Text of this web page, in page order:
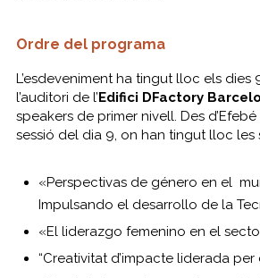
Ordre del programa
L’esdeveniment ha tingut lloc els dies
l’auditori de l’Edifici DFactory
speakers de primer nivell. Des
sessió del dia 9, on han tingut lloc les
«Perspectivas de género en el
Impulsando el desarrollo de la
«El liderazgo femenino en el
“Creativitat d’impacte liderada per